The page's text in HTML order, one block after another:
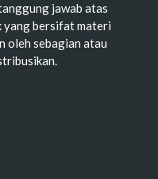
jawab atas
yang bersifat materi
oleh sebagian atau